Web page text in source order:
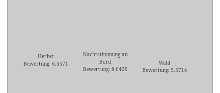
Herbst
Bewertung: 6.3571
Nachtstimmung an
Bord
Bewertung: 8.6429
Wald
Bewertung: 5.5714